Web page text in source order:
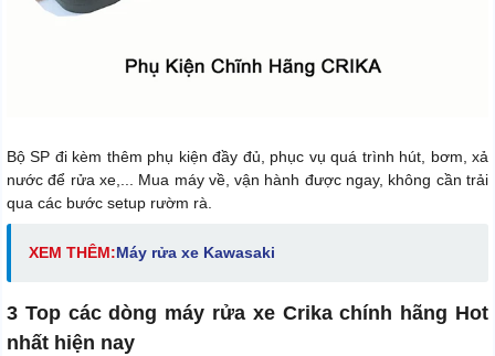
Bộ SP đi kèm thêm phụ kiện đầy đủ, phục vụ quá trình hút, bơm, xả
nước để rửa xe,... Mua máy về, vận hành được ngay, không cần trải
qua các bước setup rườm rà.
XEM THÊM:Máy rửa xe Kawasaki
3 Top các dòng máy rửa xe Crika chính hãng Hot
nhất hiện nay